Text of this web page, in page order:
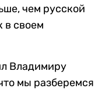
чем русской
в своем
Владимиру
мы разберемся